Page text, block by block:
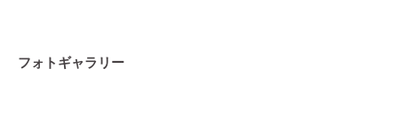
フォトギャラリー